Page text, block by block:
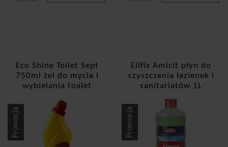
Eco Shine Toilet Sept
750ml żel do mycia i
wybielania toalet
Promocja
Eilfix Amicit płyn do
czyszczenia łazienek i
sanitariatów 1L
Promocja